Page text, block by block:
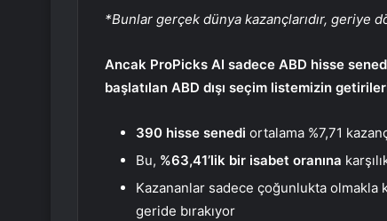
*Bunlar gerçek dünya kazançlarıdır, geriye
Ancak ProPicks AI sadece ABD hisse
başlatılan ABD dışı seçim listemizin
390 hisse senedi ortalama %7,71
Bu, %63,41’lik bir isabet oranına
Kazananlar sadece çoğunlukta olmakla
geride bırakıyor